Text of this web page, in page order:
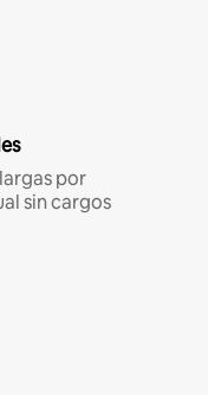
por
sin cargos